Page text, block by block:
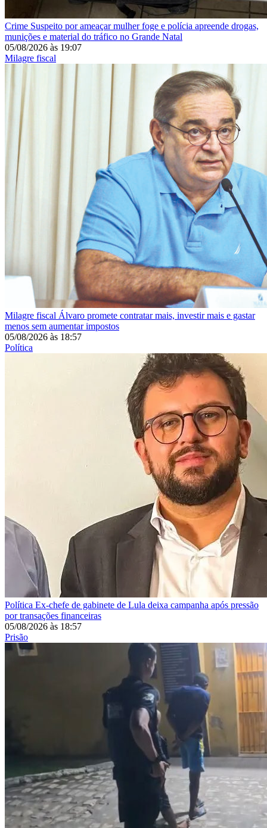
Crime Suspeito por ameaçar mulher foge e polícia apreende drogas,
munições e material do tráfico no Grande Natal
05/08/2026 às 19:07
Milagre fiscal
Milagre fiscal Álvaro promete contratar mais, investir mais e gastar
menos sem aumentar impostos
05/08/2026 às 18:57
Política
Política Ex-chefe de gabinete de Lula deixa campanha após pressão
por transações financeiras
05/08/2026 às 18:57
Prisão